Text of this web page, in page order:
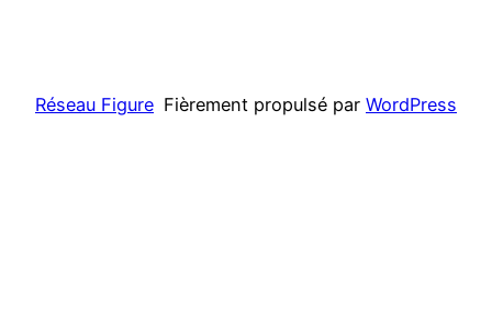
Réseau Figure Fièrement propulsé par WordPress